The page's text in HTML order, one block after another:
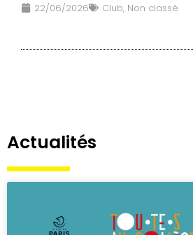
22/06/2026 Club, Non classé
Actualités